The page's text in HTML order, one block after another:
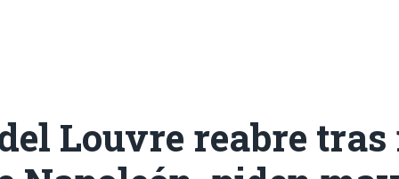
Louvre reabre tras